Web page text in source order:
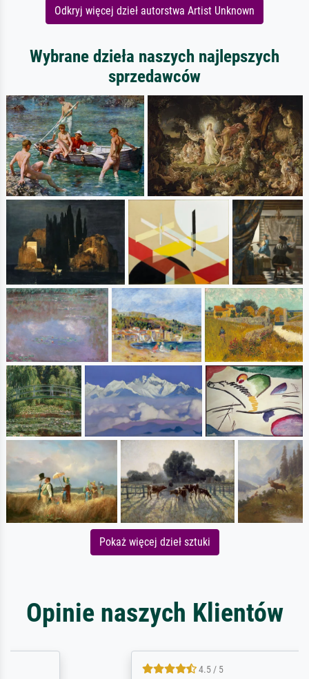
Odkryj więcej dzieł autorstwa Artist Unknown
Wybrane dzieła naszych najlepszych
sprzedawców
Pokaż więcej dzieł sztuki
Opinie naszych Klientów